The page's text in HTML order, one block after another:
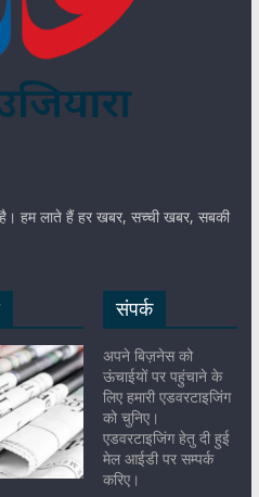
है। हम लाते हैं हर खबर, सच्ची खबर, सबकी
संपर्क
अपने बिज़नेस को
ऊंचाईयों पर पहुंचाने के
लिए हमारी एडवरटाइजिंग
को चुनिए।
एडवरटाइजिंग हेतु दी हुई
मेल आईडी पर सम्पर्क
करिए।